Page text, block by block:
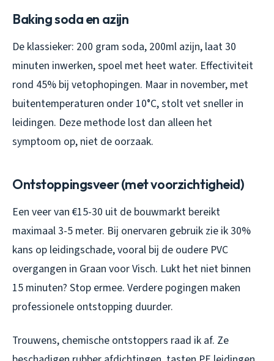
Baking soda en azijn
De klassieker: 200 gram soda, 200ml azijn, laat 30
minuten inwerken, spoel met heet water. Effectiviteit
rond 45% bij vetophopingen. Maar in november, met
buitentemperaturen onder 10°C, stolt vet sneller in
leidingen. Deze methode lost dan alleen het
symptoom op, niet de oorzaak.
Ontstoppingsveer (met voorzichtigheid)
Een veer van €15-30 uit de bouwmarkt bereikt
maximaal 3-5 meter. Bij onervaren gebruik zie ik 30%
kans op leidingschade, vooral bij de oudere PVC
overgangen in Graan voor Visch. Lukt het niet binnen
15 minuten? Stop ermee. Verdere pogingen maken
professionele ontstopping duurder.
Trouwens, chemische ontstoppers raad ik af. Ze